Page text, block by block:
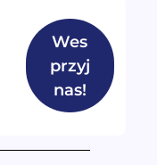
Wes
przyj
nas!